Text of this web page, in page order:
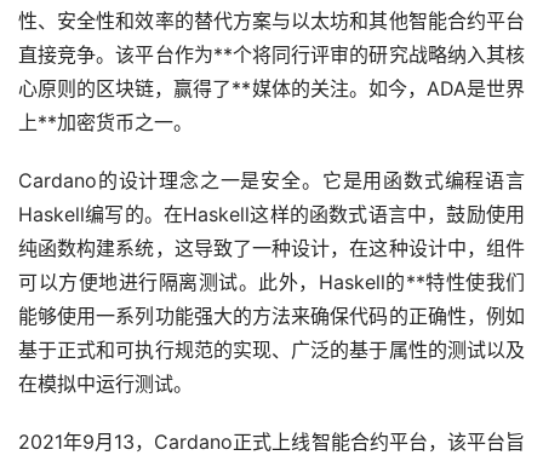
性、安全性和效率的替代方案与以太坊和其他智能合约平台
直接竞争。该平台作为**个将同行评审的研究战略纳入其核
心原则的区块链，赢得了**媒体的关注。如今，ADA是世界
上**加密货币之一。
Cardano的设计理念之一是安全。它是用函数式编程语言
Haskell编写的。在Haskell这样的函数式语言中，鼓励使用
纯函数构建系统，这导致了一种设计，在这种设计中，组件
可以方便地进行隔离测试。此外，Haskell的**特性使我们
能够使用一系列功能强大的方法来确保代码的正确性，例如
基于正式和可执行规范的实现、广泛的基于属性的测试以及
在模拟中运行测试。
2021年9月13，Cardano正式上线智能合约平台，该平台旨